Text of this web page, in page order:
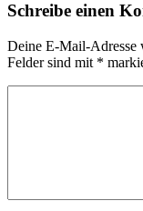
Schreibe einen
Deine E-Mail-
Felder sind mit *